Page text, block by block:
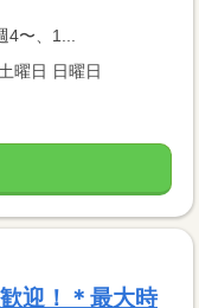
〜、1...
曜日 日曜日
迎！＊最大時